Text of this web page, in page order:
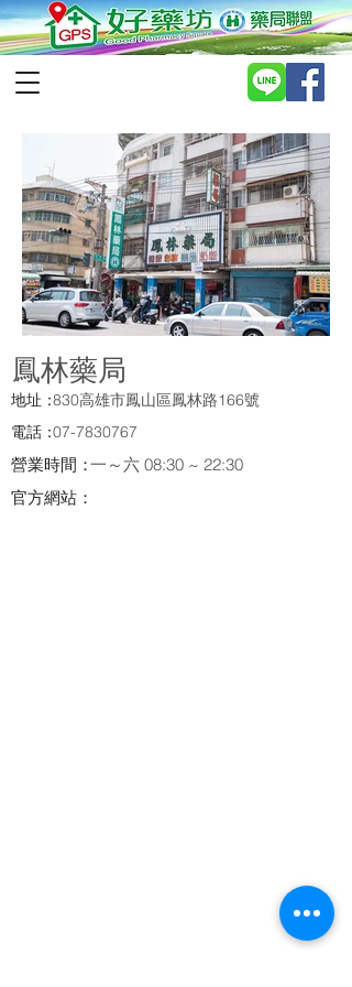
鳳林藥局
地址：830高雄市鳳山區鳳林路166號
電話：07-7830767
一～六 08:30 ~ 22:30
營業時間：
官方網站：